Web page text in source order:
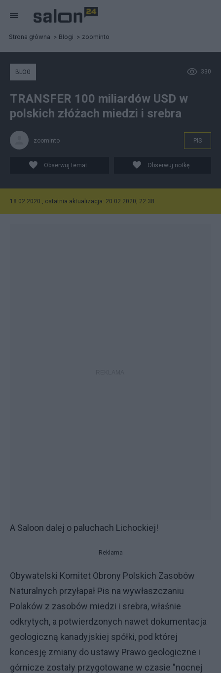
Strona główna Blogi zoominto
330
BLOG
TRANSFER 100 miliardów USD w
polskich złóżach miedzi i srebra
zoominto PIS
Obserwuj temat Obserwuj notkę
18.02.2020 , ostatnia aktualizacja: 20.02.2020, 22:38
A Saloon dalej o paluchach Lichockiej!
Reklama
Obywatelski Komitet Obrony Polskich Zasobów
Naturalnych przyłapał Pis na wywłaszczaniu
Polaków z zasobów miedzi i srebra, właśnie
odkrytych, a potwierdzonych nawet dokumentacja
geologiczną kanadyjskiej spółki, pod której
koncesję zmiany do ustawy Prawo geologiczne i
górnicze zostały przygotowane w czasie "nocnej